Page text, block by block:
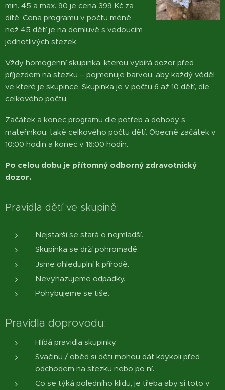
min. 45 a max. 90 je cena 399 Kč za
dítě. Cena programu v počtu méně
než 45 dětí je na domluvě s vedoucím
jednotlivých stezek.
Vždy homogenní skupinka, kterou vybírá dozor před
příjezdem na stezku – pojmenuje barvou, aby každý věděl
ve které je skupince. Skupinka je v počtu 6 až 10 dětí, dle
celkového počtu.
Začátek a konec programu dle potřeb a dohody s
mateřinkou, také celkového počtu dětí. Obecně začátek v
10:00 hodin a konec v 16:00 hodin.
Po celou dobu je přítomný odborný zdravotnický
dozor.
Pravidla dětí ve skupině:
Nejstarší se stará o nejmladší.
Skupinka se drží pohromadě.
Jsme ohleduplní k přírodě.
Nevyhazujeme odpadky.
Pohybujeme se tiše.
Pravidla doprovodu:
Hlídá pravidla skupinky.
Svačinu / oběd si děti mohou dát kdykoli před
odchodem na stezku nebo po ní.
Co se týká poledního klidu, je třeba aby si toto v